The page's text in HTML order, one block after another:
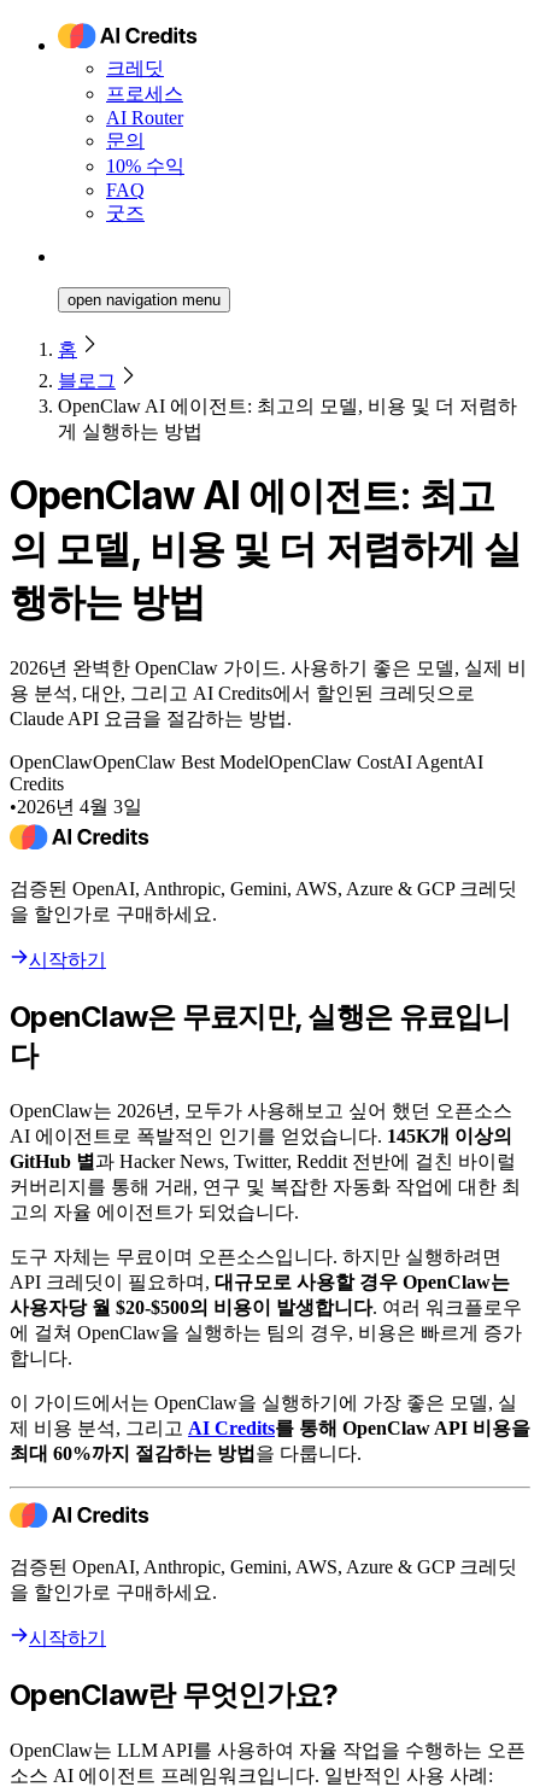
크레딧
프로세스
AI Router
문의
10% 수익
FAQ
굿즈
open navigation menu
홈
블로그
OpenClaw AI 에이전트: 최고의 모델, 비용 및 더 저렴하
게 실행하는 방법
OpenClaw AI 에이전트: 최고
의 모델, 비용 및 더 저렴하게 실
행하는 방법
2026년 완벽한 OpenClaw 가이드. 사용하기 좋은 모델, 실제 비
용 분석, 대안, 그리고 AI Credits에서 할인된 크레딧으로
Claude API 요금을 절감하는 방법.
OpenClawOpenClaw Best ModelOpenClaw CostAI AgentAI
Credits
•2026년 4월 3일
검증된 OpenAI, Anthropic, Gemini, AWS, Azure & GCP 크레딧
을 할인가로 구매하세요.
시작하기
OpenClaw은 무료지만, 실행은 유료입니
다
OpenClaw는 2026년, 모두가 사용해보고 싶어 했던 오픈소스
AI 에이전트로 폭발적인 인기를 얻었습니다. 145K개 이상의
GitHub 별과 Hacker News, Twitter, Reddit 전반에 걸친 바이럴
커버리지를 통해 거래, 연구 및 복잡한 자동화 작업에 대한 최
고의 자율 에이전트가 되었습니다.
도구 자체는 무료이며 오픈소스입니다. 하지만 실행하려면
API 크레딧이 필요하며, 대규모로 사용할 경우 OpenClaw는
사용자당 월 $20-$500의 비용이 발생합니다. 여러 워크플로우
에 걸쳐 OpenClaw을 실행하는 팀의 경우, 비용은 빠르게 증가
합니다.
이 가이드에서는 OpenClaw을 실행하기에 가장 좋은 모델, 실
제 비용 분석, 그리고 AI Credits를 통해 OpenClaw API 비용을
최대 60%까지 절감하는 방법 을 다룹니다.
검증된 OpenAI, Anthropic, Gemini, AWS, Azure & GCP 크레딧
을 할인가로 구매하세요.
시작하기
OpenClaw란 무엇인가요?
OpenClaw는 LLM API를 사용하여 자율 작업을 수행하는 오픈
소스 AI 에이전트 프레임워크입니다. 일반적인 사용 사례: